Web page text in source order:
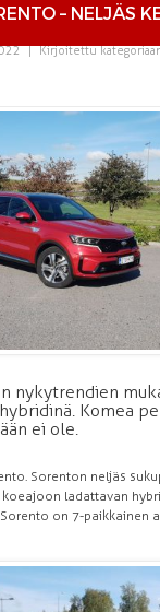
– NELJÄS
| Kirjoitettu
nykytrendien
Komea
ei ole.
Sorenton neljäs
ladattavan
on 7-paikkainen